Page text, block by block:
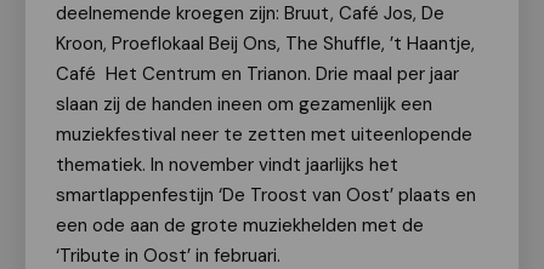
deelnemende kroegen zijn: Bruut, Café Jos, De
Kroon, Proeflokaal Beij Ons, The Shuffle, ’t Haantje,
Café Het Centrum en Trianon. Drie maal per jaar
slaan zij de handen ineen om gezamenlijk een
muziekfestival neer te zetten met uiteenlopende
thematiek. In november vindt jaarlijks het
smartlappenfestijn ‘De Troost van Oost’ plaats en
een ode aan de grote muziekhelden met de
‘Tribute in Oost’ in februari.